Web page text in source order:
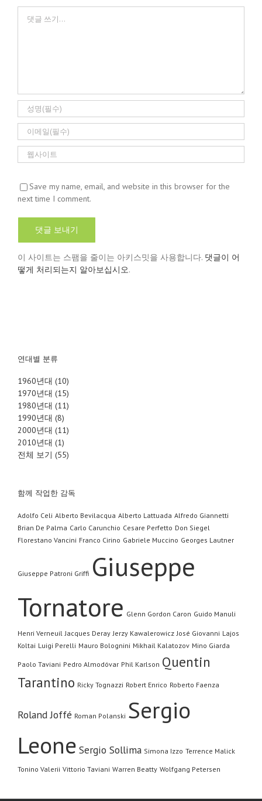
Save my name, email, and website in this browser for the
next time I comment.
이 사이트는 스팸을 줄이는 아키스밋을 사용합니다. 댓글이 어
떻게 처리되는지 알아보십시오.
연대별 분류
1960년대 (10)
1970년대 (15)
1980년대 (11)
1990년대 (8)
2000년대 (11)
2010년대 (1)
전체 보기 (55)
함께 작업한 감독
Adolfo Celi Alberto Bevilacqua Alberto Lattuada Alfredo Giannetti
Brian De Palma Carlo Carunchio Cesare Perfetto Don Siegel
Florestano Vancini Franco Cirino Gabriele Muccino Georges Lautner
Giuseppe Patroni Griffi Giuseppe
Tornatore Glenn Gordon Caron Guido Manuli
Henri Verneuil Jacques Deray Jerzy Kawalerowicz José Giovanni Lajos
Koltai Luigi Perelli Mauro Bolognini Mikhail Kalatozov Mino Giarda
Paolo Taviani Pedro Almodóvar Phil Karlson Quentin
Tarantino Ricky Tognazzi Robert Enrico Roberto Faenza
Roland Joffé Roman Polanski Sergio
Leone Sergio Sollima Simona Izzo Terrence Malick
Tonino Valerii Vittorio Taviani Warren Beatty Wolfgang Petersen